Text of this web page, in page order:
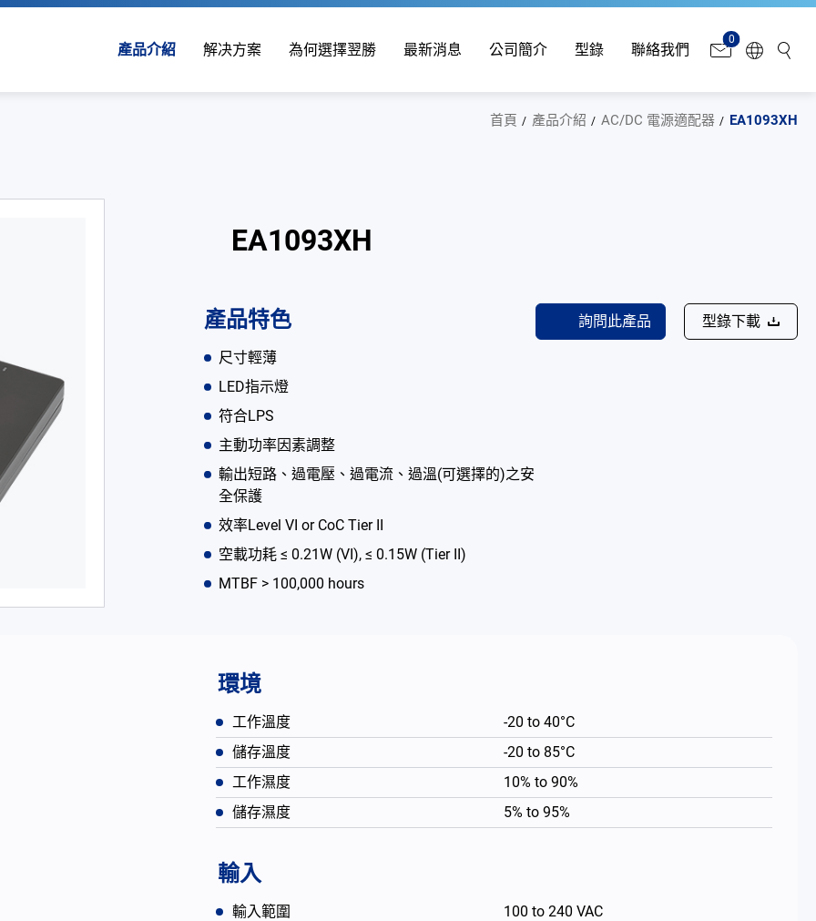
產品介紹 解决方案 為何選擇翌勝 最新消息 公司簡介 型錄 聯絡我們
0
首頁 產品介紹 AC/DC 電源適配器 EA1093XH
EA1093XH
產品特色
尺寸輕薄
LED指示燈
符合LPS
主動功率因素調整
輸出短路、過電壓、過電流、過溫(可選擇的)之安
全保護
效率Level VI or CoC Tier II
空載功耗 ≤ 0.21W (VI), ≤ 0.15W (Tier II)
MTBF > 100,000 hours
詢問此產品 型錄下載
環境
工作溫度
-20 to 40°C
儲存溫度
-20 to 85°C
工作濕度
10% to 90%
儲存濕度
5% to 95%
輸入
輸入範圍
100 to 240 VAC